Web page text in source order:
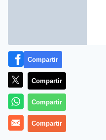
Compartir
Compartir
Compartir
Compartir